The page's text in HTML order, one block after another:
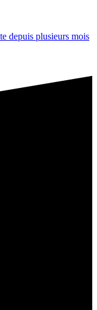
depuis plusieurs mois